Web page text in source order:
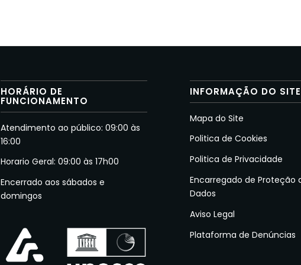
HORÁRIO DE
FUNCIONAMENTO
Atendimento ao público: 09:00 às
16:00
Horario Geral: 09:00 às 17h00
Encerrado aos sábados e
domingos
INFORMAÇÃO DO SITE
Mapa do Site
Politica de Cookies
Politica de Privacidade
Encarregado de Proteção
Dados
Aviso Legal
Plataforma de Denúncias